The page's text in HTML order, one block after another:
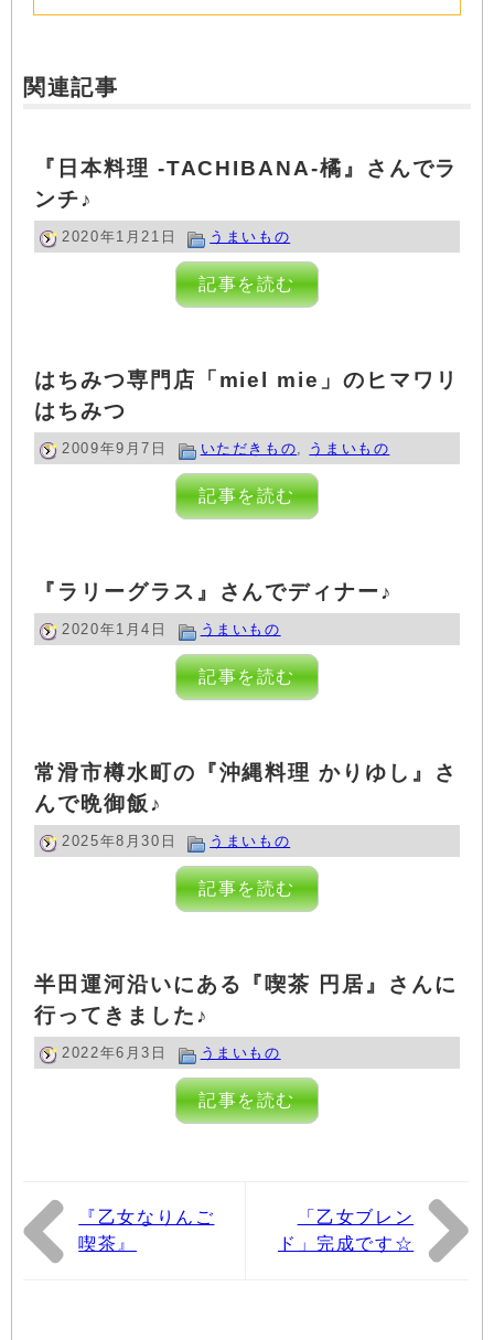
関連記事
『日本料理 -TACHIBANA-橘』さんでラ
ンチ♪
2020年1月21日 うまいもの
記事を読む
はちみつ専門店「miel mie」のヒマワリ
はちみつ
2009年9月7日 いただきもの うまいもの
記事を読む
『ラリーグラス』さんでディナー♪
2020年1月4日 うまいもの
記事を読む
常滑市樽水町の『沖縄料理 かりゆし』さ
んで晩御飯♪
2025年8月30日 うまいもの
記事を読む
半田運河沿いにある『喫茶 円居』さんに
行ってきました♪
2022年6月3日 うまいもの
記事を読む
『乙女なりんご
喫茶』
「乙女ブレン
ド」完成です☆